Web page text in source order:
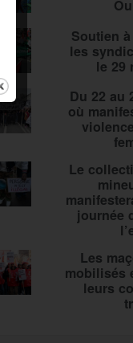
Soutien
les
le 29
Du 22 au
où
Le
journée
Les
mobilisés
leurs